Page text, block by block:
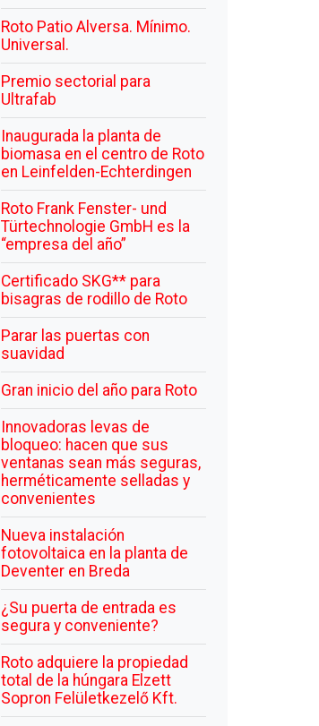
Roto Patio Alversa. Mínimo.
Universal.
Premio sectorial para
Ultrafab
Inaugurada la planta de
biomasa en el centro de Roto
en Leinfelden-Echterdingen
Roto Frank Fenster- und
Türtechnologie GmbH es la
“empresa del año”
Certificado SKG** para
bisagras de rodillo de Roto
Parar las puertas con
suavidad
Gran inicio del año para Roto
Innovadoras levas de
bloqueo: hacen que sus
ventanas sean más seguras,
herméticamente selladas y
convenientes
Nueva instalación
fotovoltaica en la planta de
Deventer en Breda
¿Su puerta de entrada es
segura y conveniente?
Roto adquiere la propiedad
total de la húngara Elzett
Sopron Felületkezelő Kft.